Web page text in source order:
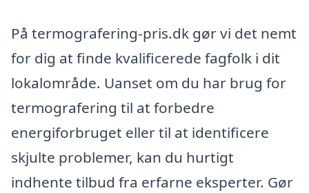
På termografering-pris.dk gør vi det nemt
for dig at finde kvalificerede fagfolk i dit
lokalområde. Uanset om du har brug for
termografering til at forbedre
energiforbruget eller til at identificere
skjulte problemer, kan du hurtigt
indhente tilbud fra erfarne eksperter. Gør